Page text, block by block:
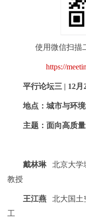
使用微信扫描
https://
平行论坛三 | 12月
地点：城市与环境
主题：面向高质
戴林琳北京大学
教授
王江燕 北大国土
工